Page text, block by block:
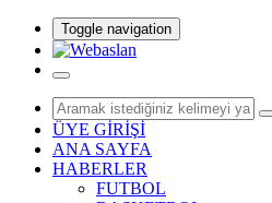
Toggle navigation
ÜYE GİRİŞİ
ANA SAYFA
HABERLER
FUTBOL